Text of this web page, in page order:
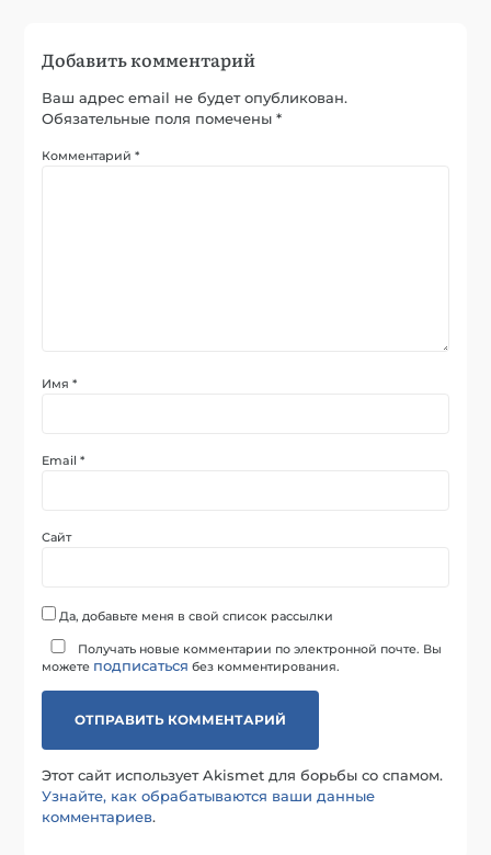
Добавить комментарий
Ваш адрес email не будет опубликован.
Обязательные поля помечены*
Комментарий*
Имя*
Email*
Сайт
Да, добавьте меня в свой список рассылки
Получать новые комментарии по электронной почте. Вы
можете подписаться без комментирования.
Этот сайт использует Akismet для борьбы со спамом.
Узнайте, как обрабатываются ваши данные
комментариев.